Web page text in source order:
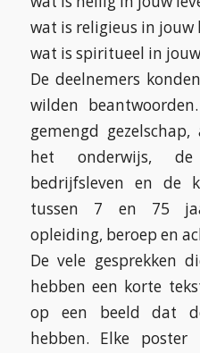
wat is religieus in jouw
wat is spiritueel in
De deelnemers
wilden
gemengd
het onderwijs,
bedrijfsleven en de
tussen 7 en 75
opleiding, beroep en
De vele gesprekken
hebben een korte
op een beeld dat
hebben. Elke poster